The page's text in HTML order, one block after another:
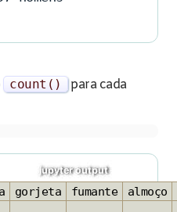
count ()
para cada
gorjeta fumante almoço